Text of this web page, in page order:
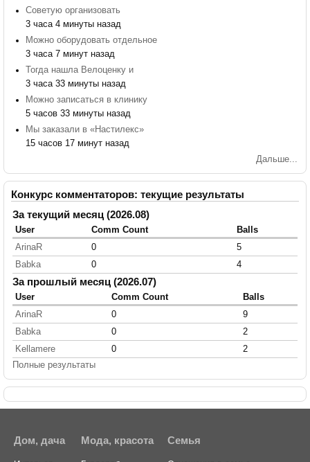
Советую организовать
3 часа 4 минуты назад
Можно оборудовать отдельное
3 часа 7 минут назад
Тогда нашла Велоценку и
3 часа 33 минуты назад
Можно записаться в клинику
5 часов 33 минуты назад
Мы заказали в «Настилекс»
15 часов 17 минут назад
Дальше...
Конкурс комментаторов: текущие результаты
За текущий месяц (2026.08)
User Comm Count
Balls
ArinaR
0
5
Babka
0 4
За прошлый месяц (2026.07)
User Comm Count
Balls
ArinaR
0
9
Babka
0
2
Kellamere
0
2
Полные результаты
Дом, дача Мода, красота Семья